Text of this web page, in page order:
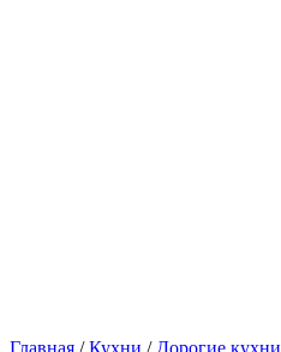
Главная /Кухни / Дорогие кухни